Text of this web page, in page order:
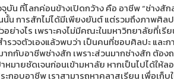
ที่โลกค่อนข้างเปิดกว้าง คือ อาชีพ “ช่างสั
การสักไม่ได้มีเพียงยันต์ แต่รวมถึงภาพศิ
ย่างไร เพราะคงไม่มีคณะในมหาวิทยาลัยที่
รวจตัวเองแล้วพบว่า เป็นคนที่ชอบศิลปะ แล
บอาชีพช่างสัก เพราะส่วนมากช่างสัก ต้องถ
มายชัดเจนก่อนเข้ามหาลัย หากเป็นไปได้ใ
อบอาชีพ เราสามารถหาคลาสเรียน เพื่อเก็บ